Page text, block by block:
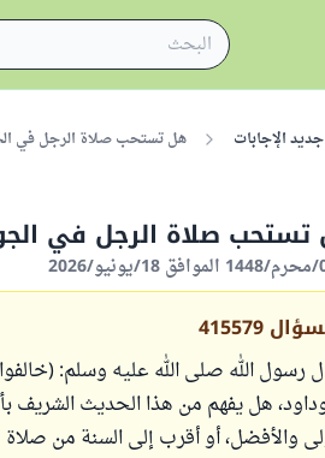
جديد الإجابات هل تستحب صلاة الرجل في
صلاة الرجل في
2026
415579
رسول الله صلى الله عليه وسلم:
هل يفهم من هذا الحديث الشريف
والأفضل، أو أقرب إلی السنة من صلاة